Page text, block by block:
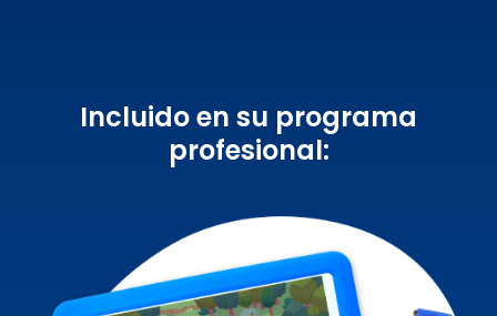
Incluido en su programa
profesional: